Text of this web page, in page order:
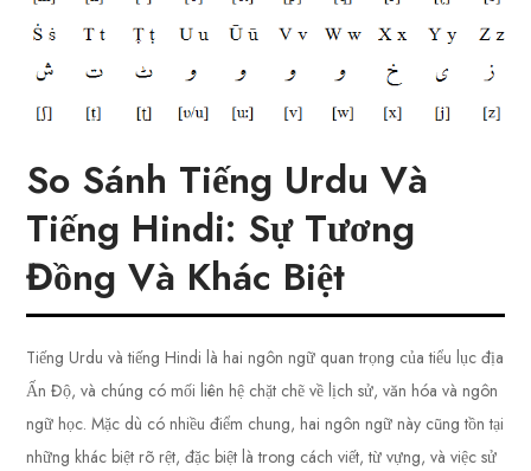
So Sánh Tiếng Urdu Và
Tiếng Hindi: Sự Tương
Đồng Và Khác Biệt
Tiếng Urdu và tiếng Hindi là hai ngôn ngữ quan trọng của tiểu lục địa
Ấn Độ, và chúng có mối liên hệ chặt chẽ về lịch sử, văn hóa và ngôn
ngữ học. Mặc dù có nhiều điểm chung, hai ngôn ngữ này cũng tồn tại
những khác biệt rõ rệt, đặc biệt là trong cách viết, từ vựng, và việc sử